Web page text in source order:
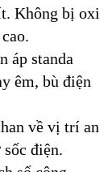
Không bị oxi
áp standa
êm, bù điện
về vị trí an
điện.